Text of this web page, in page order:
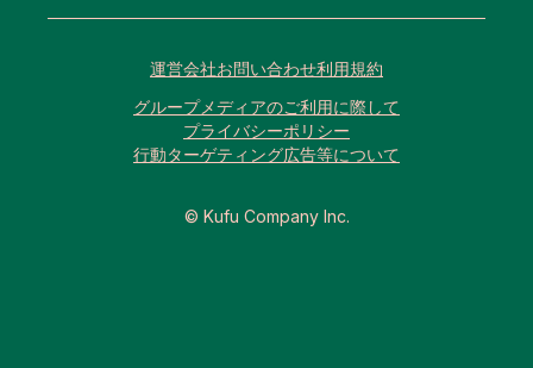
運営会社お問い合わせ利用規約
グループメディアのご利用に際して
プライバシーポリシー
行動ターゲティング広告等について
© Kufu Company Inc.